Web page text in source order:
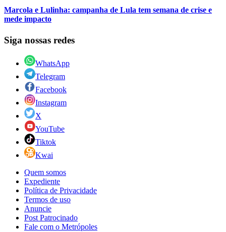
Marcola e Lulinha: campanha de Lula tem semana de crise e
mede impacto
Siga nossas redes
WhatsApp
Telegram
Facebook
Instagram
X
YouTube
Tiktok
Kwai
Quem somos
Expediente
Política de Privacidade
Termos de uso
Anuncie
Post Patrocinado
Fale com o Metrópoles